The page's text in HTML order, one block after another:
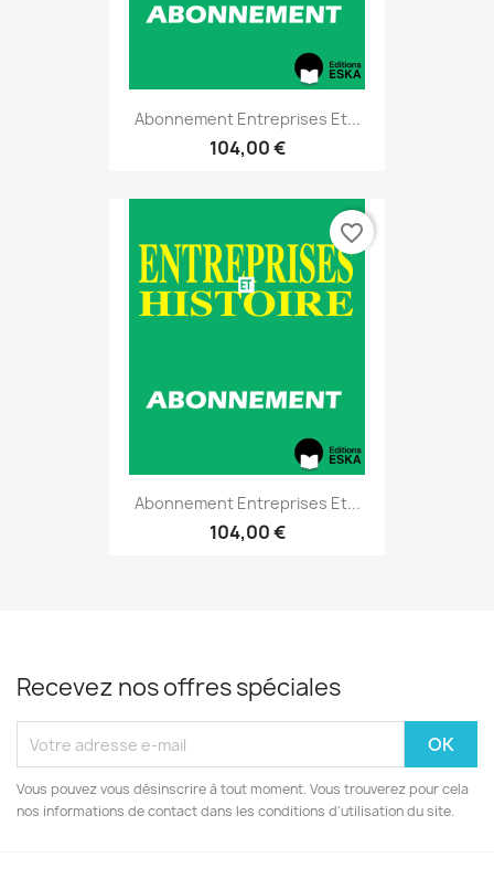
Abonnement Entreprises Et...
104,00 €
Abonnement Entreprises Et...
104,00 €
favorite_border
Recevez nos offres spéciales
Vous pouvez vous désinscrire à tout moment. Vous trouverez pour cela
nos informations de contact dans les conditions d'utilisation du site.